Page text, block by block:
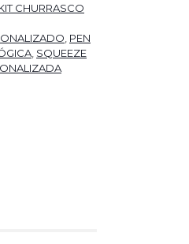
CHURRASCO
PEN
SQUEEZE